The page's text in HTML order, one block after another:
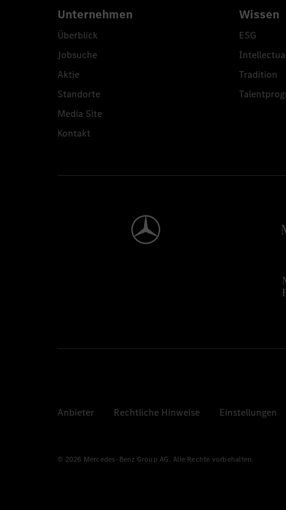
Unternehmen
Überblick
Jobsuche
Aktie
Standorte
Media Site
Kontakt
Wissen
ESG
Tradition
Anbieter Rechtliche Hinweise Einstellungen
© 2026 Mercedes-Benz Group AG. Alle Rechte vorbehalten.